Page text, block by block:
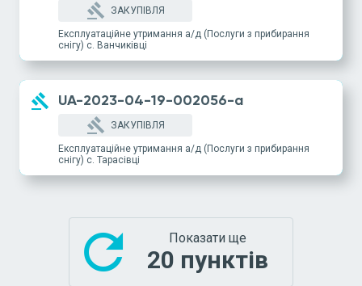
gavel ЗАКУПІВЛЯ
Експлуатаційне утримання а/д (Послуги з прибирання
снігу) с. Ванчиківці
gavel UA-2023-04-19-002056-a
gavel ЗАКУПІВЛЯ
Експлуатаційне утримання а/д (Послуги з прибирання
снігу) с. Тарасівці
refresh Показати ще
20 пунктів